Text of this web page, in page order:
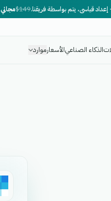
قياسي، يتم بواسطة فريقنا.$149مجاني
الذكاء الصناعيالأسعارموارد